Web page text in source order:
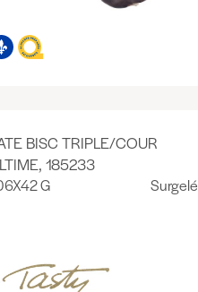
BISC TRIPLE/COUR
185233
G Surgelé